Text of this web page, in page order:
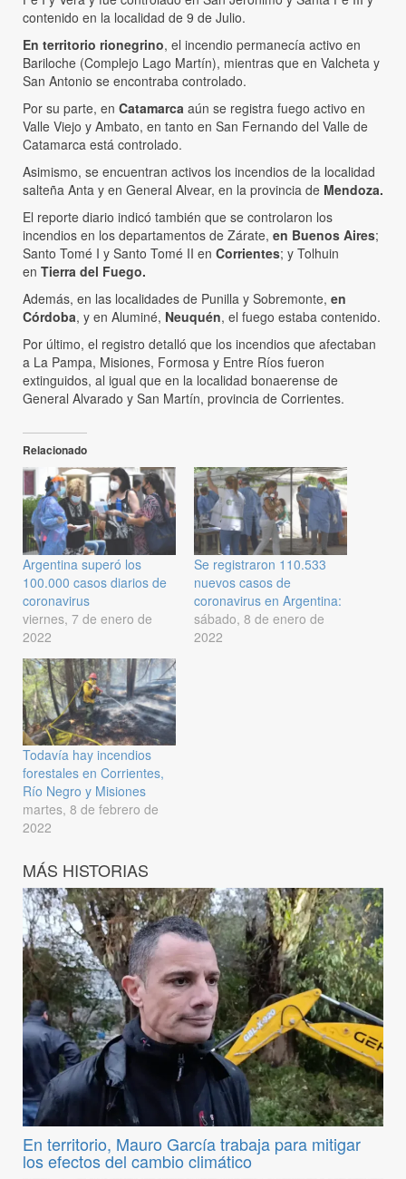
contenido en la localidad de 9 de Julio.
En territorio rionegrino, el incendio permanecía activo en
Bariloche (Complejo Lago Martín), mientras que en Valcheta y
San Antonio se encontraba controlado.
Por su parte, en Catamarca aún se registra fuego activo en
Valle Viejo y Ambato, en tanto en San Fernando del Valle de
Catamarca está controlado.
Asimismo, se encuentran activos los incendios de la localidad
salteña Anta y en General Alvear, en la provincia de Mendoza.
El reporte diario indicó también que se controlaron los
incendios en los departamentos de Zárate, en Buenos Aires;
Santo Tomé I y Santo Tomé II en Corrientes; y Tolhuin
en Tierra del Fuego.
Además, en las localidades de Punilla y Sobremonte, en
Córdoba, y en Aluminé, Neuquén, el fuego estaba contenido.
Por último, el registro detalló que los incendios que afectaban
a La Pampa, Misiones, Formosa y Entre Ríos fueron
extinguidos, al igual que en la localidad bonaerense de
General Alvarado y San Martín, provincia de Corrientes.
Relacionado
Argentina superó los
100.000 casos diarios de
coronavirus
viernes, 7 de enero de
2022
Se registraron 110.533
nuevos casos de
coronavirus en Argentina:
sábado, 8 de enero de
2022
Todavía hay incendios
forestales en Corrientes,
Río Negro y Misiones
martes, 8 de febrero de
2022
MÁS HISTORIAS
En territorio, Mauro García trabaja para mitigar
los efectos del cambio climático